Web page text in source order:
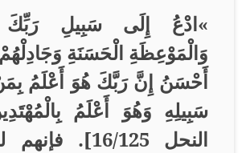
«ادْعُ إِلَى سَبِيلِ رَبِّكَ
وَالْمَوْعِظَةِ الْحَسَنَةِ
أَحْسَنُ إِنَّ رَبَّكَ هُوَ أَعْلَمُ
سَبِيلِهِ وَهُوَ أَعْلَمُ
النحل 16/125].